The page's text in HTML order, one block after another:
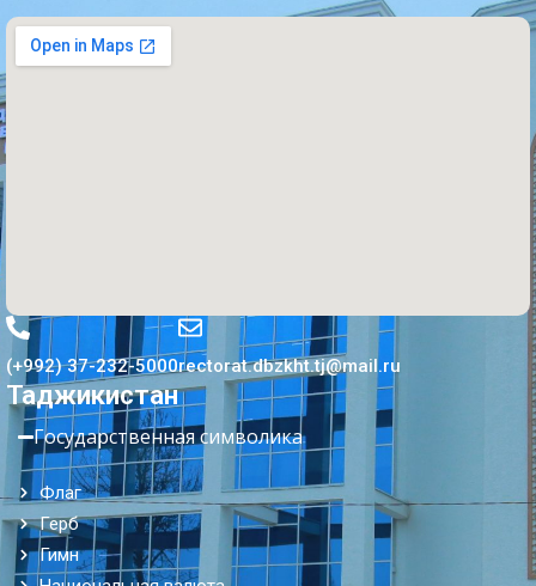
(+992) 37-232-5000rectorat.dbzkht.tj@mail.ru
Таджикистан
Государственная символика
Флаг
Герб
Гимн